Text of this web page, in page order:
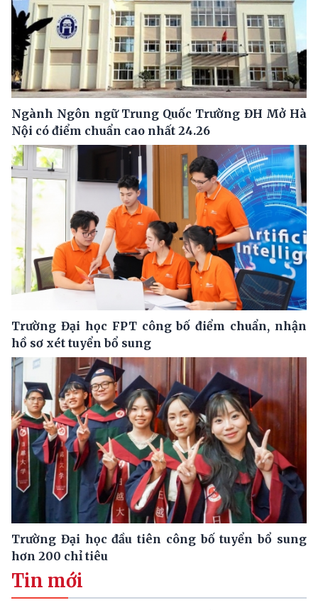
Ngành Ngôn ngữ Trung Quốc Trường ĐH Mở Hà
Nội có điểm chuẩn cao nhất 24.26
Trường Đại học FPT công bố điểm chuẩn, nhận
hồ sơ xét tuyển bổ sung
Trường Đại học đầu tiên công bố tuyển bổ sung
hơn 200 chỉ tiêu
Tin mới